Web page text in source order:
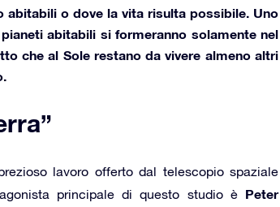
o dove la vita risulta possibile. Uno
abitabili si formeranno solamente nel
che al Sole restano da vivere almeno altri
lavoro offerto dal telescopio spaziale
principale di questo studio è Peter